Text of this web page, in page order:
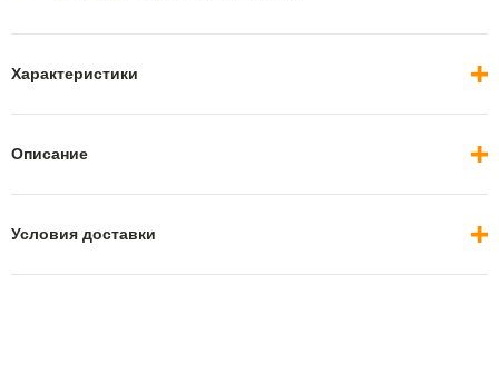
Характеристики
Описание
Условия доставки